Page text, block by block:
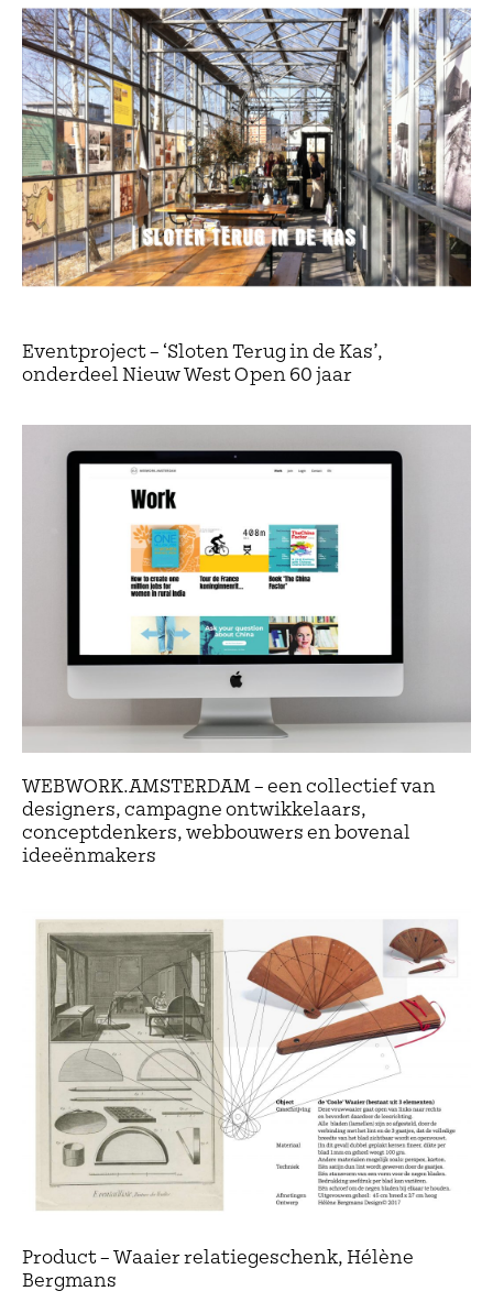
Eventproject – ‘Sloten Terug in de Kas’,
onderdeel Nieuw West Open 60 jaar
WEBWORK.AMSTERDAM – een collectief van
designers, campagne ontwikkelaars,
conceptdenkers, webbouwers en bovenal
ideeënmakers
Product – Waaier relatiegeschenk, Hélène
Bergmans